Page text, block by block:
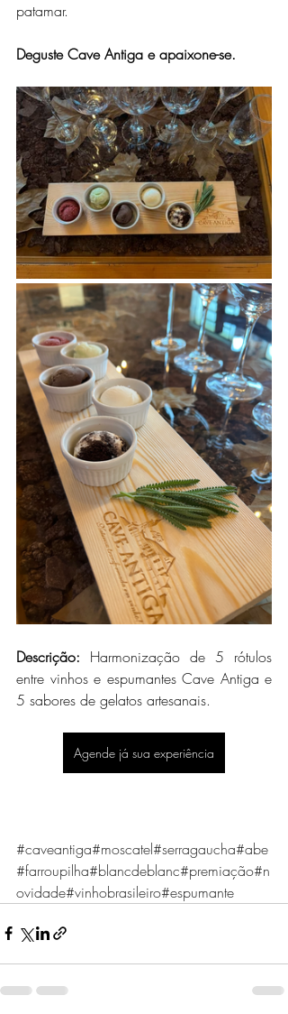
patamar.
Deguste Cave Antiga e apaixone-se.
Descrição: Harmonização de 5 rótulos
entre vinhos e espumantes Cave Antiga e
5 sabores de gelatos artesanais.
Agende já sua experiência
#caveantiga#moscatel#serragaucha#abe
#farroupilha#blancdeblanc#premiação#n
ovidade#vinhobrasileiro#espumante